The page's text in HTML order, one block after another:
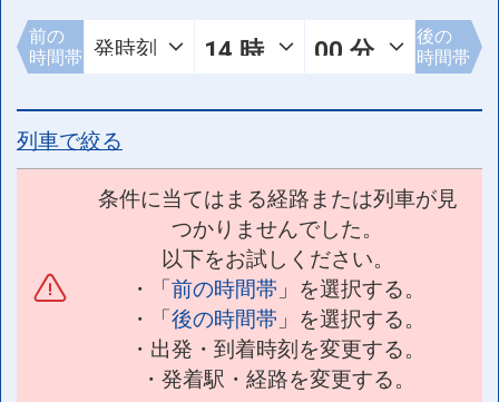
前の
時間帯
後の
時間帯
列車で絞る
条件に当てはまる経路または列車が見
つかりませんでした。
以下をお試しください。
・「前の時間帯 」を選択する。
・「後の時間帯 」を選択する。
・出発・到着時刻を変更する。
・発着駅・経路を変更する。